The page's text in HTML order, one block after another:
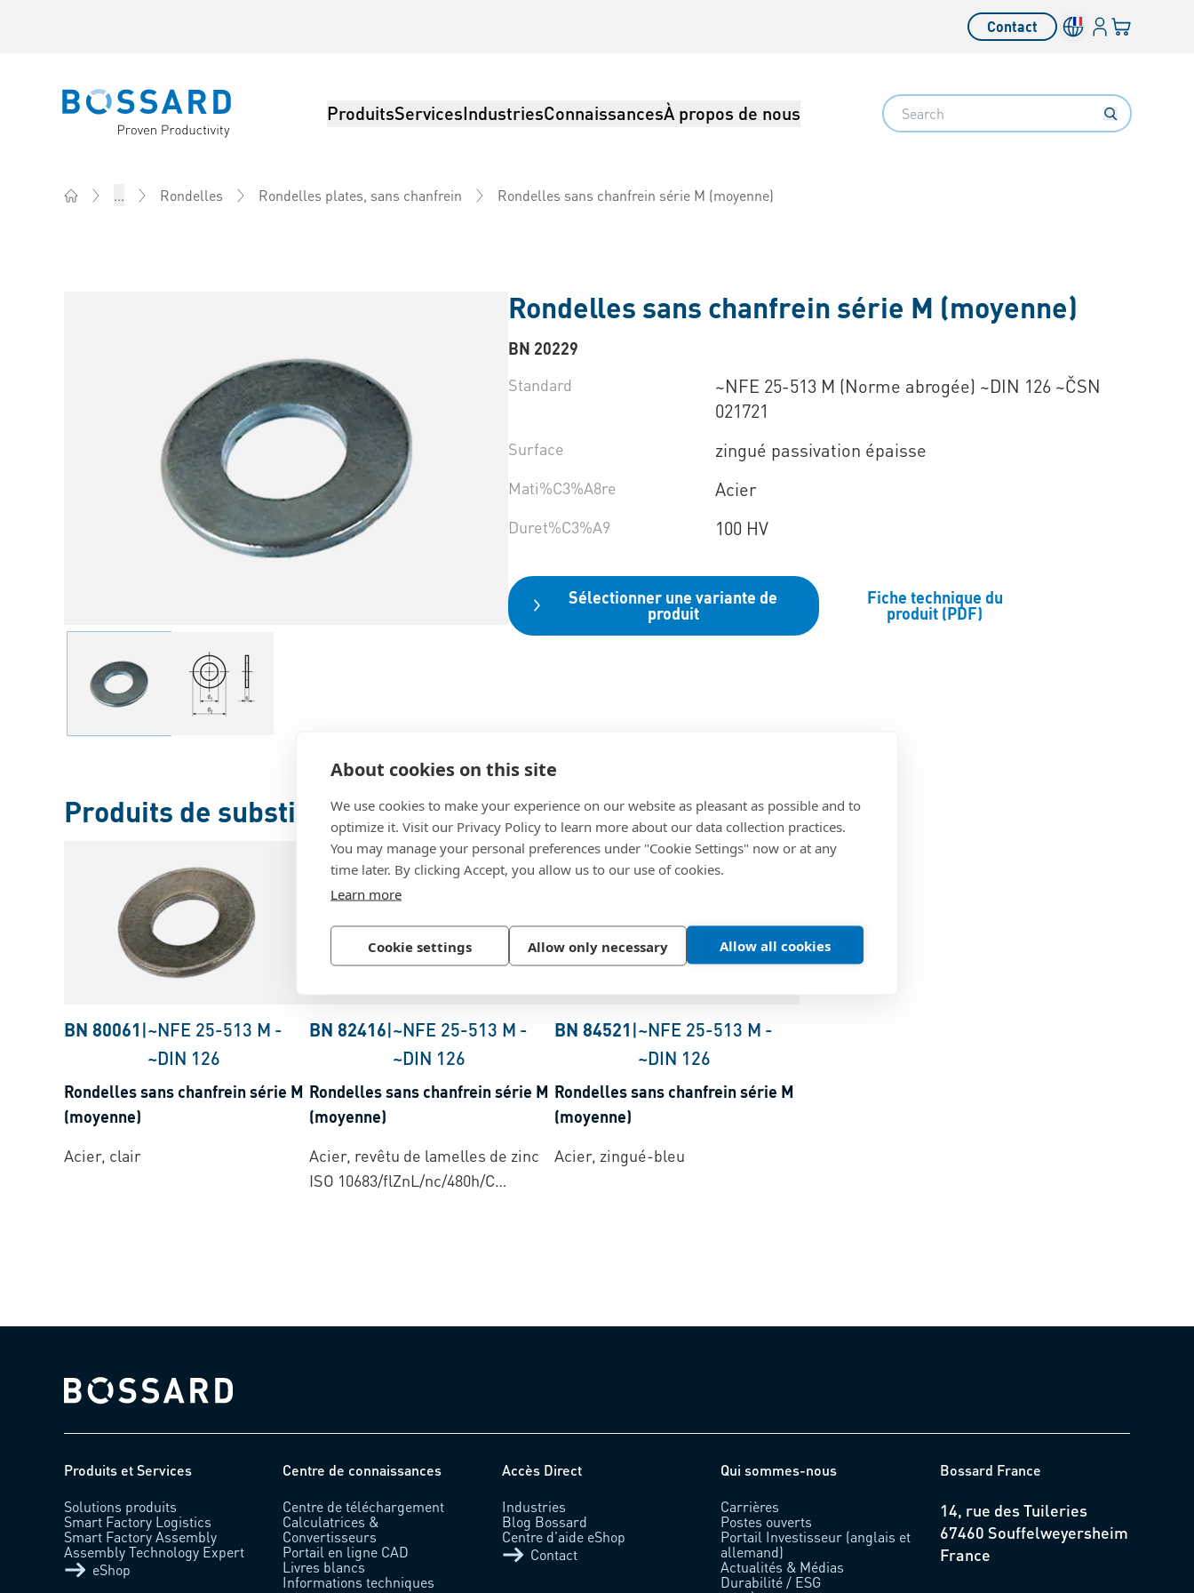
About cookies on this site
We use cookies to make your experience on our website as pleasant as possible and to
optimize it. Visit our Privacy Policy to learn more about our data collection practices.
You may manage your personal preferences under "Cookie Settings" now or at any
time later. By clicking Accept, you allow us to our use of cookies.
Learn more
Cookie settings Allow only necessary Allow all cookies
Contact Connexion
Votre panier
Bossard homepage ProduitsServicesIndustriesConnaissancesÀ propos de nous Search
... Rondelles Rondelles plates, sans chanfrein Rondelles sans chanfrein série M (moyenne)
Rondelles sans chanfrein série M (moyenne)
BN 20229
Standard
~NFE 25-513 M (Norme abrogée) ~DIN 126 ~ČSN
021721
Surface zingué passivation épaisse
Mati%C3%A8re Acier
Duret%C3%A9 100 HV
Sélectionner une variante de
produit
Fiche technique du
produit (PDF)
Produits de substitution
BN 80061|~NFE 25-513 M -
~DIN 126
Rondelles sans chanfrein série M
(moyenne)
Acier, clair
BN 82416|~NFE 25-513 M -
~DIN 126
Rondelles sans chanfrein série M
(moyenne)
Acier, revêtu de lamelles de zinc
ISO 10683/flZnL/nc/480h/C
BN 84521|~NFE 25-513 M -
~DIN 126
Rondelles sans chanfrein série M
(moyenne)
Acier, zingué-bleu
Bossard homepage
Produits et Services
Solutions produits
Smart Factory Logistics
Smart Factory Assembly
Assembly Technology Expert
eShop
Centre de connaissances
Centre de téléchargement
Calculatrices &
Convertisseurs
Portail en ligne CAD
Livres blancs
Informations techniques
Accès Direct
Industries
Blog Bossard
Centre d'aide eShop
Contact
Qui sommes-nous
Carrières
Postes ouverts
Portail Investisseur (anglais et
allemand)
Actualités & Médias
Durabilité / ESG
Bossard France
14, rue des Tuileries
67460 Souffelweyersheim
France